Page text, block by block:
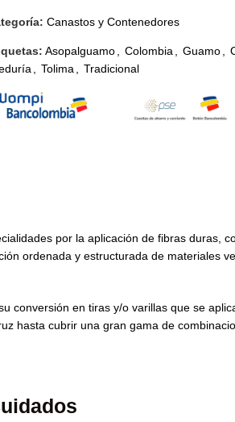
Canastos y Contenedores
Asopalguamo Colombia Guamo
Tolima Tradicional
por la aplicación de fibras duras,
ordenada y estructurada de materiales
conversión en tiras y/o varillas que se
hasta cubrir una gran gama de